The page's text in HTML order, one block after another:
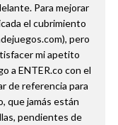
Para mejorar
el cubrimiento
pero
mi apetito
a ENTER.co con el
de referencia para
que jamás están
pendientes de